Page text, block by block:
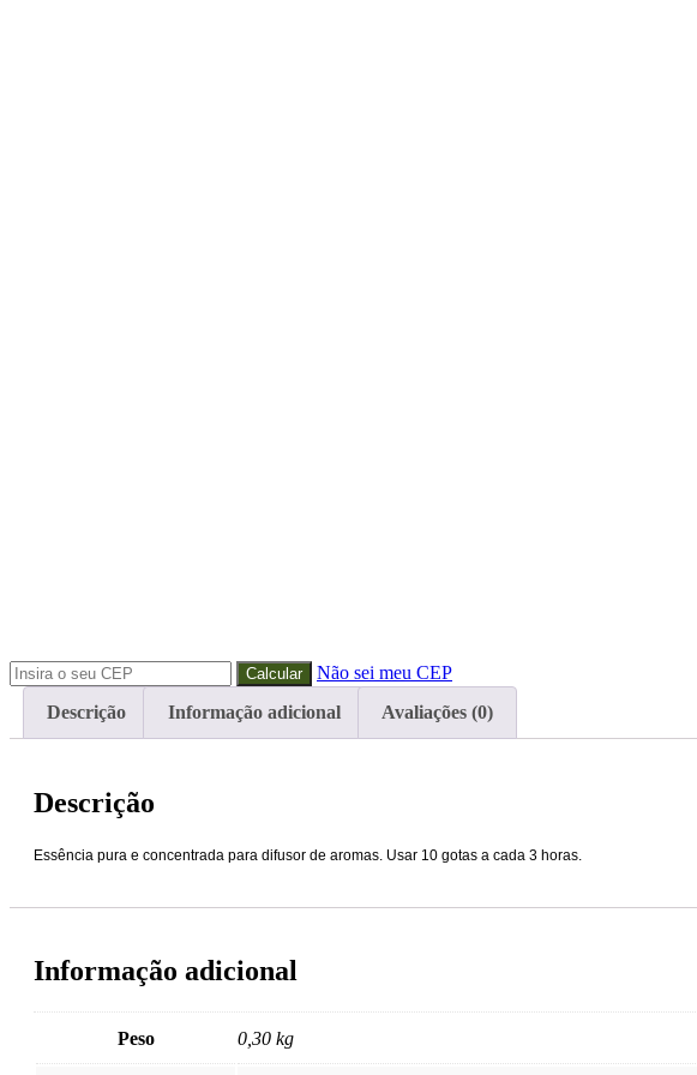
Não sei meu CEP
Descrição
Informação adicional Avaliações (0)
Descrição
Essência pura e concentrada para difusor de aromas. Usar 10 gotas a cada 3 horas.
Informação adicional
Peso 0,30 kg